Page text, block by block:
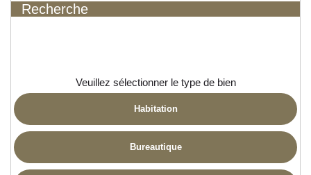
Recherche
Veuillez sélectionner le type de bien
Habitation
Bureautique